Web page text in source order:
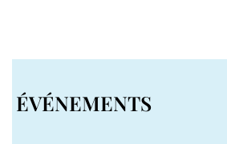
ÉVÉNEMENTS